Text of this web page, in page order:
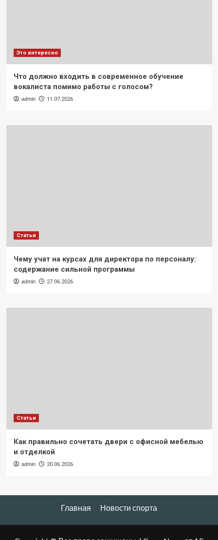
Это интересно
Что должно входить в современное обучение
вокалиста помимо работы с голосом?
admin 11.07.2026
Статьи
Чему учат на курсах для директора по персоналу:
содержание сильной программы
admin 27.06.2026
Статьи
Как правильно сочетать двери с офисной мебелью
и отделкой
admin 20.06.2026
Главная Новости спорта